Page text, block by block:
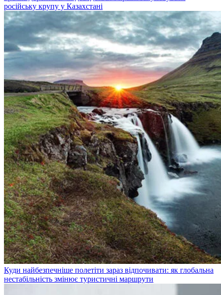
російську крупу у Казахстані
Куди найбезпечніше полетіти зараз відпочивати: як глобальна
нестабільність змінює туристичні маршрути